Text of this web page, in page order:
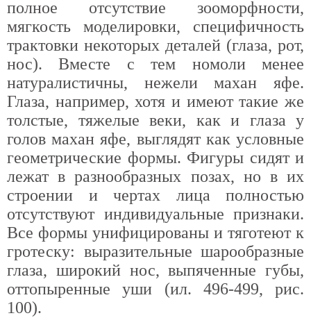
полное отсутствие зооморфности,
мягкость моделировки, специфичность
трактовки некоторых деталей (глаза, рот,
нос). Вместе с тем номоли менее
натуралистичны, нежели махан яфе.
Глаза, например, хотя и имеют такие же
толстые, тяжелые веки, как и глаза у
голов махан яфе, выглядят как условные
геометрические формы. Фигуры сидят и
лежат в разнообразных позах, но в их
строении и чертах лица полностью
отсутствуют индивидуальные признаки.
Все формы унифицированы и тяготеют к
гротеску: выразительные шарообразные
глаза, широкий нос, выпяченные губы,
оттопыренные уши (ил. 496-499, рис.
100).